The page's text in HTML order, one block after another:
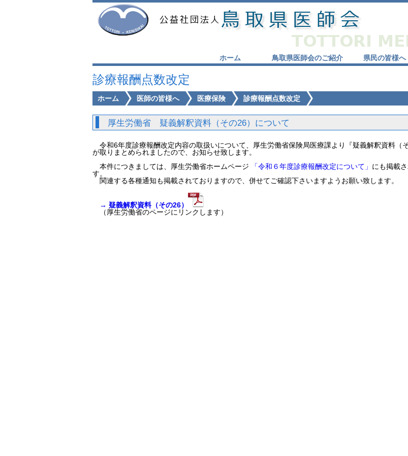
ホーム 鳥取県医師会のご紹介 県民の皆様へ
診療報酬点数改定
ホーム 医師の皆様へ 医療保険 診療報酬点数改定
厚生労働省 疑義解釈資料（その26）について
令和6年度診療報酬改定内容の取扱いについて、厚生労働省保険局医療課より『疑義解釈資料（そ
が取りまとめられましたので、お知らせ致します。
本件につきましては、厚生労働省ホームページ 「令和６年度診療報酬改定について」 にも掲載
す。
関連する各種通知も掲載されておりますので、併せてご確認下さいますようお願い致します。
→ 疑義解釈資料（その26）
（厚生労働省のページにリンクします）